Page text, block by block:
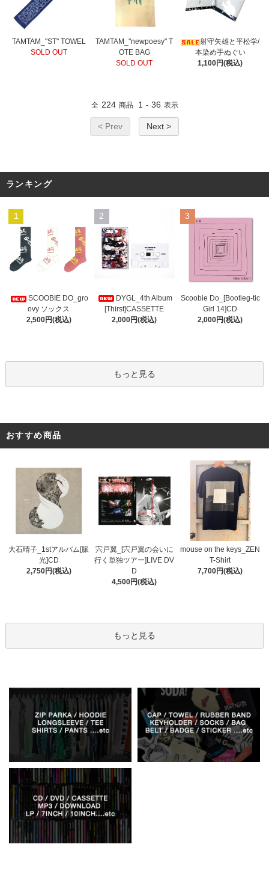
TAMTAM_"ST" TOWEL
SOLD OUT
TAMTAM_"newpoesy" T
OTE BAG
SOLD OUT
射守矢雄と平松学/
本染め手ぬぐい
1,100円(税込)
全 224 商品 1 - 36 表示
< Prev Next >
ランキング
1
SCOOBIE DO_gro
ovy ソックス
2,500円(税込)
2
DYGL_4th Album
[Thirst]CASSETTE
2,000円(税込)
3
Scoobie Do_[Bootleg-tic
Girl 14]CD
2,000円(税込)
もっと見る
おすすめ商品
大石晴子_1stアルバム[脈
光]CD
2,750円(税込)
宍戸翼_[宍戸翼の会いに
行く単独ツアー]LIVE DV
D
4,500円(税込)
mouse on the keys_ZEN
T-Shirt
7,700円(税込)
もっと見る